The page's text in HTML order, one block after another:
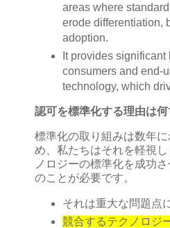
areas where
erode differentiation,
adoption.
It provides significant
consumers and end-
technology, which
認可を標準化する理由は
標準化の取り組みは数年
め、私たちはそれを軽視
ノロジーの標準化を成功
のことが必要です。
それは重大な問題点
競合するテクノロジ